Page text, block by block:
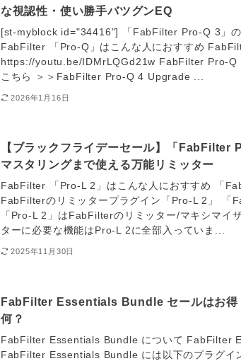
な視認性・使い勝手バツグンEQ
[st-myblock id="34416"] 「FabFilter Pro-Q 3」の
FabFilter 「Pro-Q」はこんな人におすすめ
https://youtu.be/IDMrLQGd21w FabFilter Pro-
こちら ＞＞FabFilter Pro-Q 4 Upgrade ...
2026年1月16日
【ブラックフライデーセール】「FabFilter
マスタリングまで使える万能リミッター
FabFilter 「Pro-L 2」はこんな人におすすめ 「
FabFilterのリミッタープラグイン「Pro-L 2」 「
「Pro-L 2」はFabFilterのリミッター/マキシマイ
ターに必要な機能はPro-L 2に全部入っていま...
2025年11月30日
FabFilter Essentials Bundle セールはお得
何？
FabFilter Essentials Bundle について FabFilter
FabFilter Essentials Bundle には以下のプラグイ